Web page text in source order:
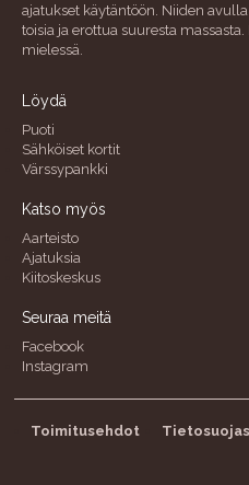
ajatukset käytäntöön. Niiden
toisia ja erottua suuresta
mielessä.
Löydä
Puoti
Sähköiset kortit
Värssypankki
Katso myös
Aarteisto
Ajatuksia
Kiitoskeskus
Seuraa meitä
Facebook
Instagram
Toimitusehdot